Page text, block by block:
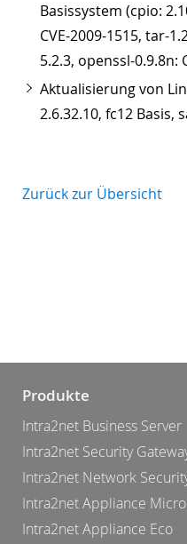
Basissystem (cpio:
CVE-2009-1515, tar-
5.2.3, openssl-0.9.8n:
Aktualisierung von
2.6.32.10, fc12 Basis,
Zurück zur Übersicht
Produkte
Intra2net Business Server
Intra2net Security
Intra2net Network
Intra2net Appliance Micro
Intra2net Appliance Eco